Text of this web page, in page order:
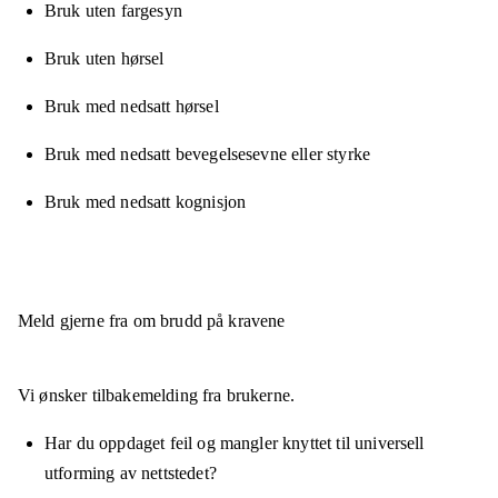
Bruk uten fargesyn
Bruk uten hørsel
Bruk med nedsatt hørsel
Bruk med nedsatt bevegelsesevne eller styrke
Bruk med nedsatt kognisjon
Meld gjerne fra om brudd på kravene
Vi ønsker tilbakemelding fra brukerne.
Har du oppdaget feil og mangler knyttet til universell
utforming av nettstedet?